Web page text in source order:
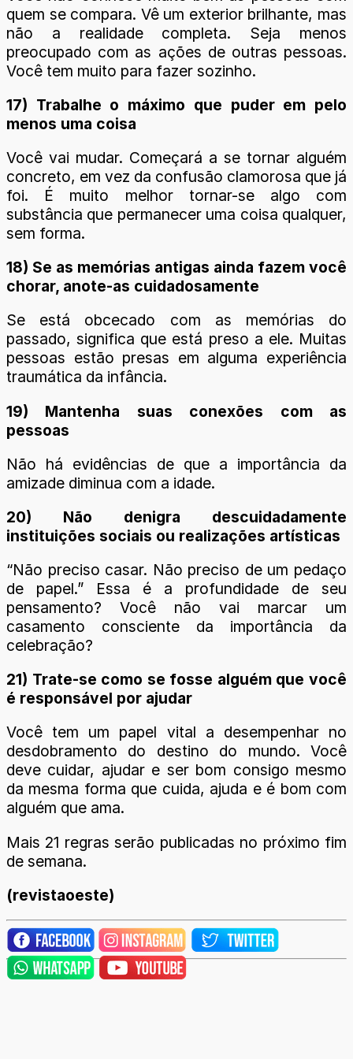
quem se compara. Vê um exterior brilhante, mas
não a realidade completa. Seja menos
preocupado com as ações de outras pessoas.
Você tem muito para fazer sozinho.
17) Trabalhe o máximo que puder em pelo
menos uma coisa
Você vai mudar. Começará a se tornar alguém
concreto, em vez da confusão clamorosa que já
foi. É muito melhor tornar-se algo com
substância que permanecer uma coisa qualquer,
sem forma.
18) Se as memórias antigas ainda fazem você
chorar, anote-as cuidadosamente
Se está obcecado com as memórias do
passado, significa que está preso a ele. Muitas
pessoas estão presas em alguma experiência
traumática da infância.
19) Mantenha suas conexões com as
pessoas
Não há evidências de que a importância da
amizade diminua com a idade.
20) Não denigra descuidadamente
instituições sociais ou realizações artísticas
“Não preciso casar. Não preciso de um pedaço
de papel.” Essa é a profundidade de seu
pensamento? Você não vai marcar um
casamento consciente da importância da
celebração?
21) Trate-se como se fosse alguém que você
é responsável por ajudar
Você tem um papel vital a desempenhar no
desdobramento do destino do mundo. Você
deve cuidar, ajudar e ser bom consigo mesmo
da mesma forma que cuida, ajuda e é bom com
alguém que ama.
Mais 21 regras serão publicadas no próximo fim
de semana.
(revistaoeste)